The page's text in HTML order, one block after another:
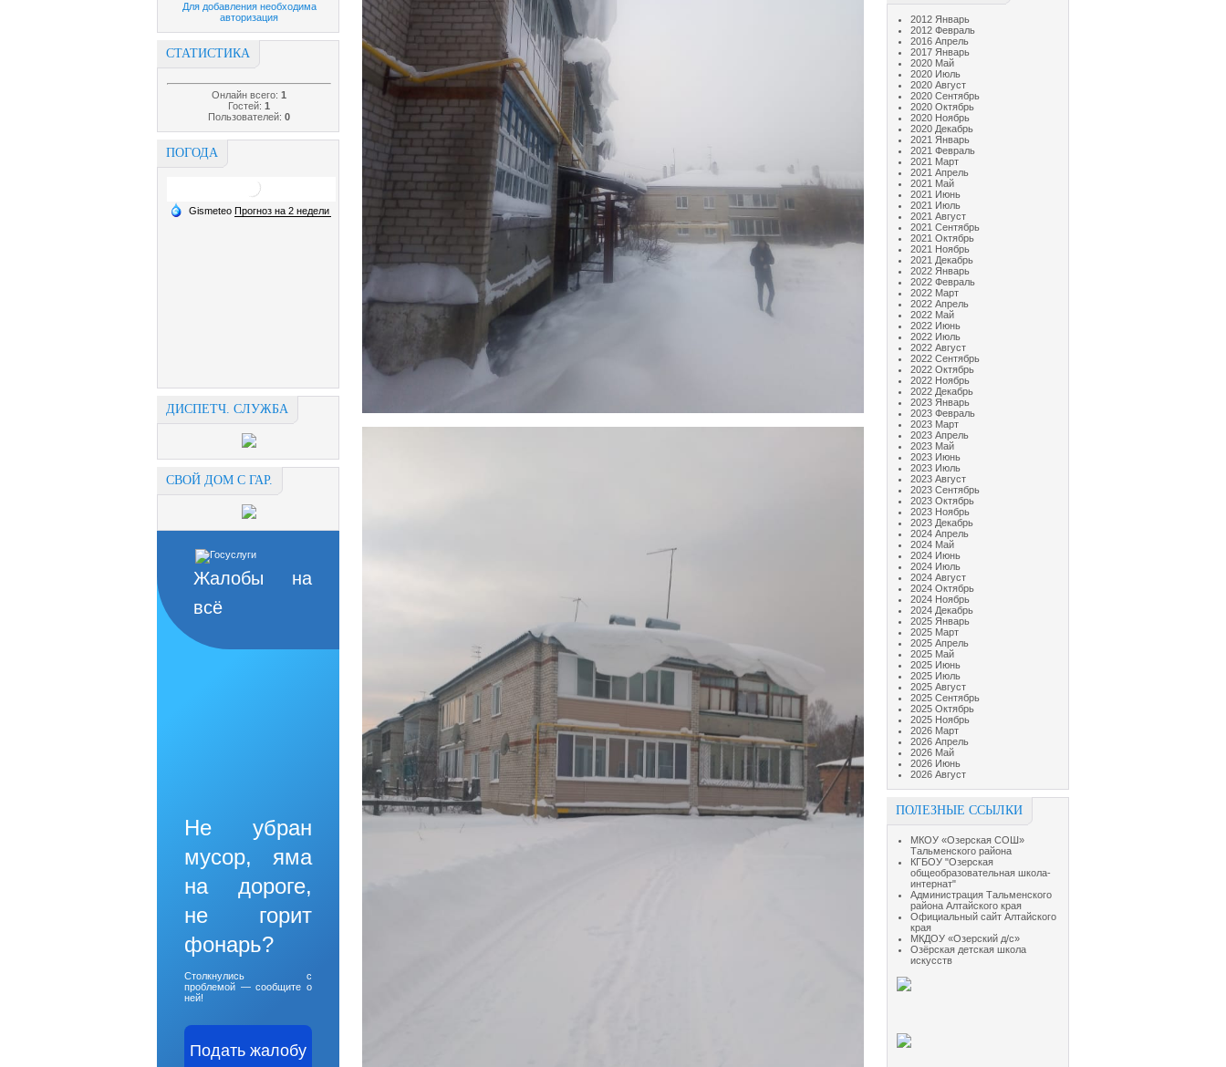
Для добавления необходима
авторизация
СТАТИСТИКА
Онлайн всего: 1
Гостей: 1
Пользователей: 0
ПОГОДА
ДИСПЕТЧ. СЛУЖБА
СВОЙ ДОМ С ГАР.
Жалобы на
всё
Не убран
мусор, яма
на дороге,
не горит
фонарь?
Столкнулись с
проблемой — сообщите о
ней!
Подать жалобу
2012 Январь
2012 Февраль
2016 Апрель
2017 Январь
2020 Май
2020 Июль
2020 Август
2020 Сентябрь
2020 Октябрь
2020 Ноябрь
2020 Декабрь
2021 Январь
2021 Февраль
2021 Март
2021 Апрель
2021 Май
2021 Июнь
2021 Июль
2021 Август
2021 Сентябрь
2021 Октябрь
2021 Ноябрь
2021 Декабрь
2022 Январь
2022 Февраль
2022 Март
2022 Апрель
2022 Май
2022 Июнь
2022 Июль
2022 Август
2022 Сентябрь
2022 Октябрь
2022 Ноябрь
2022 Декабрь
2023 Январь
2023 Февраль
2023 Март
2023 Апрель
2023 Май
2023 Июнь
2023 Июль
2023 Август
2023 Сентябрь
2023 Октябрь
2023 Ноябрь
2023 Декабрь
2024 Апрель
2024 Май
2024 Июнь
2024 Июль
2024 Август
2024 Октябрь
2024 Ноябрь
2024 Декабрь
2025 Январь
2025 Март
2025 Апрель
2025 Май
2025 Июнь
2025 Июль
2025 Август
2025 Сентябрь
2025 Октябрь
2025 Ноябрь
2026 Март
2026 Апрель
2026 Май
2026 Июнь
2026 Август
ПОЛЕЗНЫЕ ССЫЛКИ
МКОУ «Озерская СОШ»
Тальменского района
КГБОУ "Озерская
общеобразовательная школа-
интернат"
Администрация Тальменского
района Алтайского края
Официальный сайт Алтайского
края
МКДОУ «Озерский д/с»
Озёрская детская школа
искусств